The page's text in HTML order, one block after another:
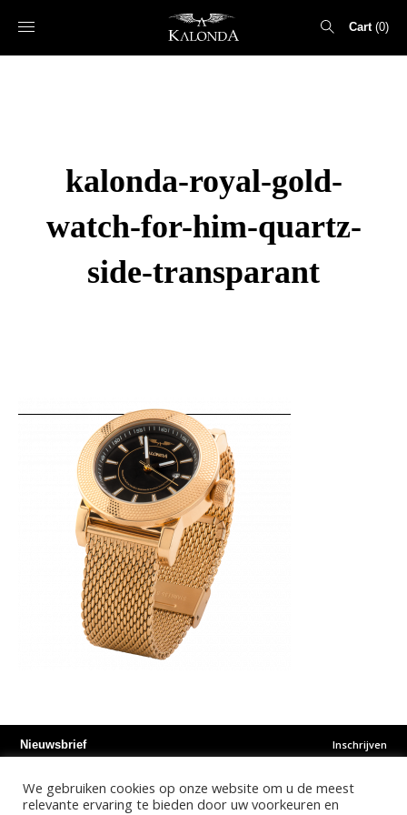
Cart 0
kalonda-royal-gold-
watch-for-him-quartz-
side-transparant
Nieuwsbrief Inschrijven
Instagram Facebook Youtube
We gebruiken cookies op onze website om u de meest
relevante ervaring te bieden door uw voorkeuren en